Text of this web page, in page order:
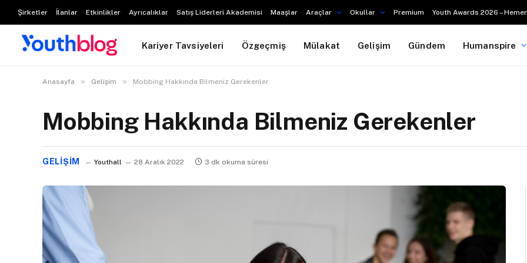
Şirketler İlanlar Etkinlikler Ayrıcalıklar Satış Liderleri Akademisi Maaşlar Araçlar Okullar Premium Youth Awards 2026 –
Kariyer Tavsiyeleri Özgeçmiş Mülakat Gelişim Gündem Humanspire
Anasayfa » Gelişim » Mobbing Hakkında Bilmeniz Gerekenler
Mobbing Hakkında Bilmeniz Gerekenler
GELIŞIM Youthall 28 Aralık 2022 3 dk okuma süresi